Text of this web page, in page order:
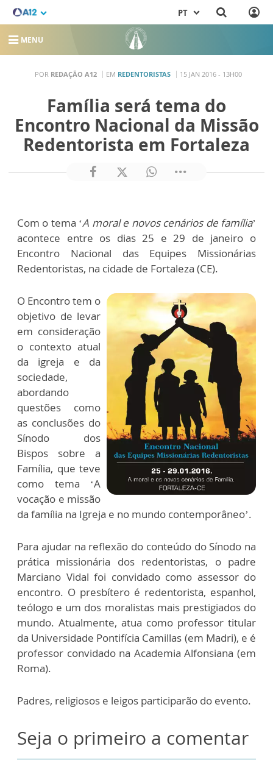
PT
MENU
POR REDAÇÃO A12 EM REDENTORISTAS 15 JAN 2016 - 13H00
Família será tema do
Encontro Nacional da Missão
Redentorista em Fortaleza
Com o tema ‘A moral e novos cenários de família’
acontece entre os dias 25 e 29 de janeiro o
Encontro Nacional das Equipes Missionárias
Redentoristas, na cidade de Fortaleza (CE).
O Encontro tem o
objetivo de levar
em consideração
o contexto atual
da igreja e da
sociedade,
abordando
questões como
as conclusões do
Sínodo dos
Bispos sobre a
Família, que teve
como tema ‘A
vocação e missão
da família na Igreja e no mundo contemporâneo’.
Para ajudar na reflexão do conteúdo do Sínodo na
prática missionária dos redentoristas, o padre
Marciano Vidal foi convidado como assessor do
encontro. O presbítero é redentorista, espanhol,
teólogo e um dos moralistas mais prestigiados do
mundo. Atualmente, atua como professor titular
da Universidade Pontifícia Camillas (em Madri), e é
professor convidado na Academia Alfonsiana (em
Roma).
Padres, religiosos e leigos participarão do evento.
Seja o primeiro a comentar